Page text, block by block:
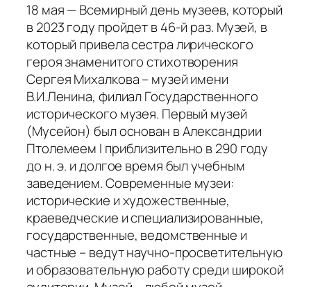
18 мая — Всемирный день музеев, который
в 2023 году пройдет в 46-й раз. Музей, в
который привела сестра лирического
героя знаменитого стихотворения
Сергея Михалкова – музей имени
В.И.Ленина, филиал Государственного
исторического музея. Первый музей
(Мусейон) был основан в Александрии
Птолемеем I приблизительно в 290 году
до н. э. и долгое время был учебным
заведением. Современные музеи:
исторические и художественные,
краеведческие и специализированные,
государственные, ведомственные и
частные – ведут научно-просветительную
и образовательную работу среди широкой